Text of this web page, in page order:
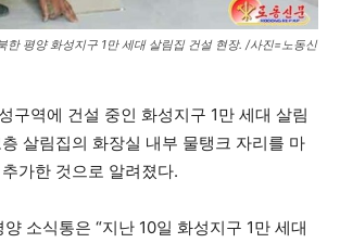
한 평양 화성지구 1만 세대 살림집 건설 현장. /사진=노동신
구역에 건설 중인 화성지구 1만 세대 살림
살림집의 화장실 내부 물탱크 자리를 마
가한 것으로 알려졌다.
소식통은 “지난 10일 화성지구 1만 세대